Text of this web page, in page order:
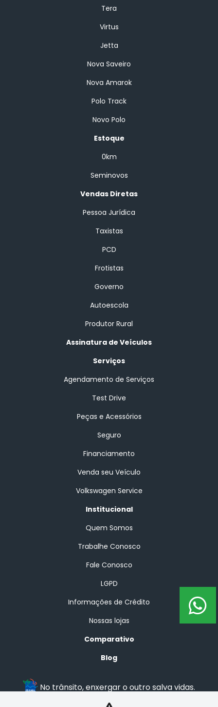
Tera
Virtus
Jetta
Nova Saveiro
Nova Amarok
Polo Track
Novo Polo
Estoque
0km
Seminovos
Vendas Diretas
Pessoa Jurídica
Taxistas
PCD
Frotistas
Governo
Autoescola
Produtor Rural
Assinatura de Veículos
Serviços
Agendamento de Serviços
Test Drive
Peças e Acessórios
Seguro
Financiamento
Venda seu Veículo
Volkswagen Service
Institucional
Quem Somos
Trabalhe Conosco
Fale Conosco
LGPD
Informações de Crédito
Nossas lojas
Comparativo
Blog
No trânsito, enxergar o outro salva vidas.